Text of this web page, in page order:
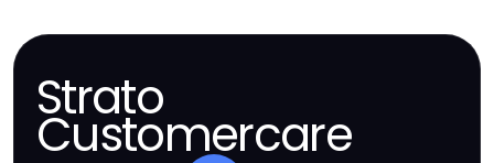
Strato
Customercare